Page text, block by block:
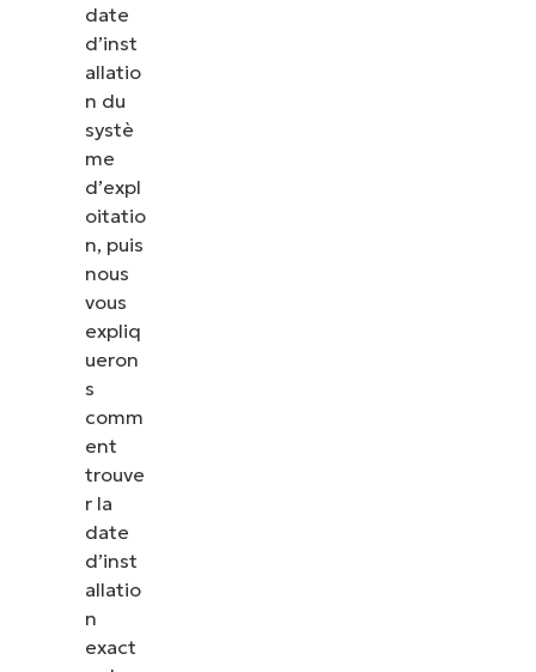
date
d’inst
allatio
n du
systè
me
d’expl
oitatio
n, puis
nous
vous
expliq
ueron
s
comm
ent
trouve
r la
date
d’inst
allatio
n
exact